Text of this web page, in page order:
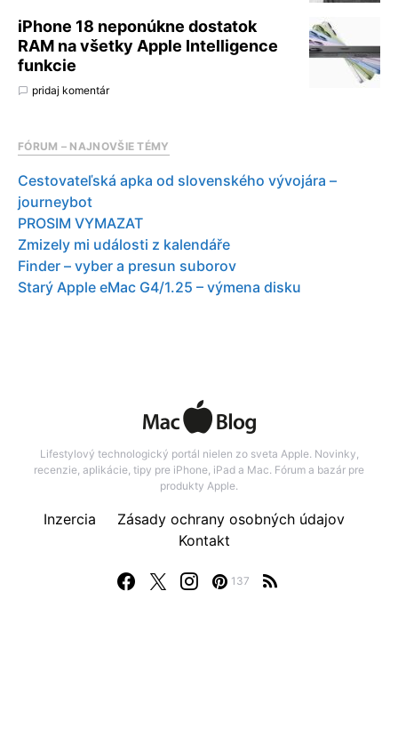
iPhone 18 neponúkne dostatok
RAM na všetky Apple Intelligence
funkcie
pridaj komentár
FÓRUM – NAJNOVŠIE TÉMY
Cestovateľská apka od slovenského vývojára –
journeybot
PROSIM VYMAZAT
Zmizely mi události z kalendáře
Finder – vyber a presun suborov
Starý Apple eMac G4/1.25 – výmena disku
Lifestylový technologický portál nielen zo sveta Apple. Novinky,
recenzie, aplikácie, tipy pre iPhone, iPad a Mac. Fórum a bazár pre
produkty Apple.
137
Inzercia
Zásady ochrany osobných údajov
Kontakt